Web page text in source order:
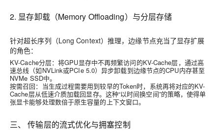
2. 显存卸载（Memory Offloading）与分层存储
针对超长序列（Long Context）推理，边缘节点充当了显存扩展
的角色：
KV-Cache分层：将GPU显存中不再频繁访问的KV-Cache层，通过高
速总线（如NVLink或PCIe 5.0）异步卸载到边缘节点的CPU内存甚至
NVMe SSD中。
按需召回：当生成过程需要用到较早的Token时，系统再将对应的KV-
Cache层从低速介质加载回显存。这种“以时间换空间”的策略，使得单
张显卡能够处理数倍于原生容量的上下文窗口。
三、 传输层的流式优化与拥塞控制